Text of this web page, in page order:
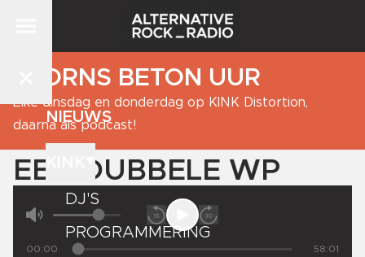
NIEUWS
DJ'S
PROGRAMMERING
BJORNS BETON UUR
Elke dinsdag en donderdag op KINK Distortion,
daarna als podcast!
EEN DUBBELE WP
00:00 58:01